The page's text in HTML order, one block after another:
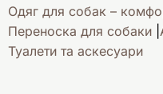
Одяг для собак –
Переноска для собаки
Туалети та аскесуари